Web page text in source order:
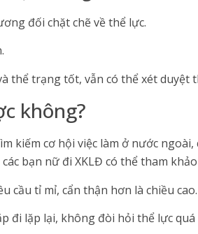
đối chặt chẽ về thể lực.
thể trạng tốt, vẫn có thể xét
không?
kiếm cơ hội việc làm ở nước
bạn nữ đi XKLĐ có thể tham
cầu tỉ mỉ, cẩn thận hơn là chiều cao.
đi lặp lại, không đòi hỏi thể lực quá